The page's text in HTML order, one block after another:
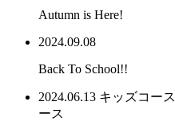
Autumn is Here!
2024.09.08
Back To School!!
2024.06.13 キッズコース
ース